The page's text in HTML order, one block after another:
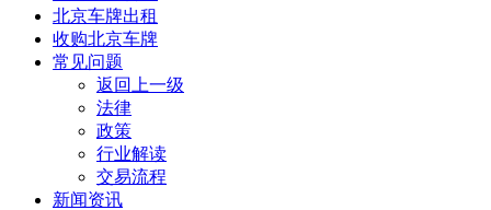
北京车牌出租
收购北京车牌
常见问题
返回上一级
法律
政策
行业解读
交易流程
新闻资讯